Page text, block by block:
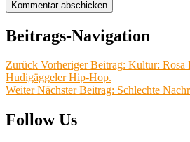
Beitrags-Navigation
Zurück Vorheriger Beitrag: Kultur: Rosa
Hudigäggeler Hip-Hop.
Weiter Nächster Beitrag: Schlechte
Follow Us